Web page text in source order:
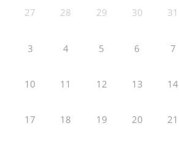
27 28 29 30 31
3 4 5 6 7
10 11 12 13 14
17 18 19 20 21